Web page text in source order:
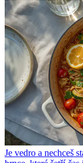
Je vedro a nechceš